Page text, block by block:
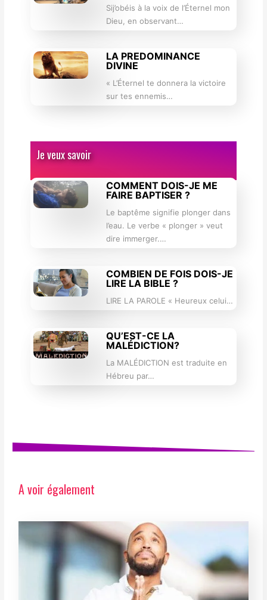
Sij’obéis à la voix de l’Éternel mon
Dieu, en observant…
LA PREDOMINANCE
DIVINE
« L’Éternel te donnera la victoire
sur tes ennemis…
Je veux savoir
COMMENT DOIS-JE ME
FAIRE BAPTISER ?
Le baptême signifie plonger dans
l’eau. Le verbe « plonger » veut
dire immerger.…
COMBIEN DE FOIS DOIS-JE
LIRE LA BIBLE ?
LIRE LA PAROLE « Heureux celui…
QU’EST-CE LA
MALÉDICTION?
La MALÉDICTION est traduite en
Hébreu par…
A voir également